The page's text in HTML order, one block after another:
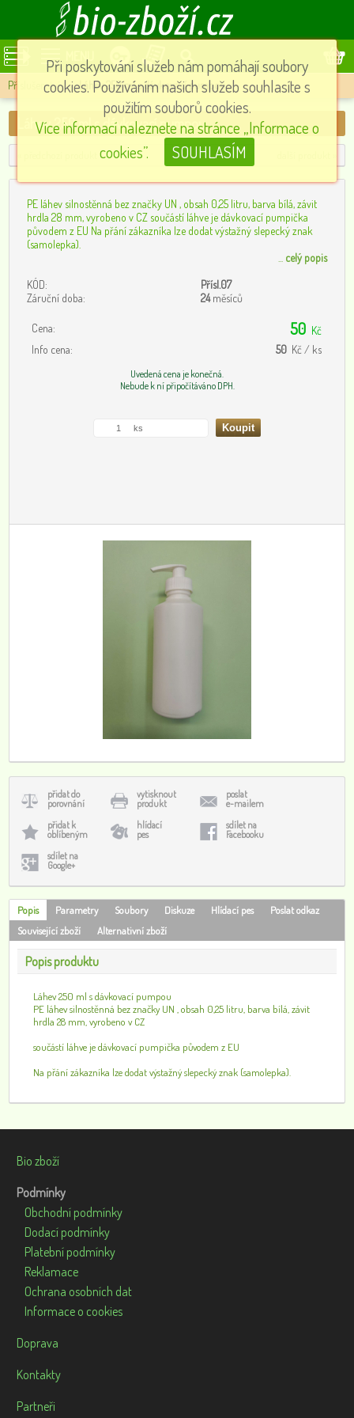
MENU
Příslušenství » Láhev 250 ml s dávkovací pumpou
Láhev 250 ml s dávkovací pumpou
PE láhev silnostěnná bez značky UN , obsah 0,25 litru, barva bílá, závit
hrdla 28 mm, vyrobeno v CZ součástí láhve je dávkovací pumpička
původem z EU Na přání zákazníka lze dodat výstažný slepecký znak
(samolepka).
celý popis
KÓD:
Přísl.07
Záruční doba:
24měsíců
Cena: 50 Kč
Info cena:
50 Kč / ks
Uvedená cena je konečná.
Nebude k ní připočítáváno DPH.
přidat do
porovnání
vytisknout
produkt
poslat
e-mailem
přidat k
oblíbeným
hlídací
pes
sdílet na
Facebooku
sdílet na
Google+
Popis Parametry Soubory Diskuze Hlídací pes
Poslat odkaz
Související zboží
Alternativní zboží
Popis produktu
Láhev 250 ml s dávkovací pumpou
PE láhev silnostěnná bez značky UN , obsah 0,25 litru, barva bílá, závit
hrdla 28 mm, vyrobeno v CZ
součástí láhve je dávkovací pumpička původem z EU
Na přání zákazníka lze dodat výstažný slepecký znak (samolepka).
Bio zboží
Podmínky
Obchodní podmínky
Dodací podmínky
Platební podmínky
Reklamace
Ochrana osobních dat
Informace o cookies
Doprava
Kontakty
Partneři
Při poskytování služeb nám pomáhají soubory
cookies. Používáním našich služeb souhlasíte s
použitím souborů cookies.
Více informací naleznete na stránce „Informace o
cookies”.
SOUHLASÍM